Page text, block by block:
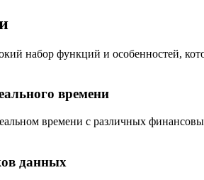
набор функций и особенностей,
времени
времени с различных
данных